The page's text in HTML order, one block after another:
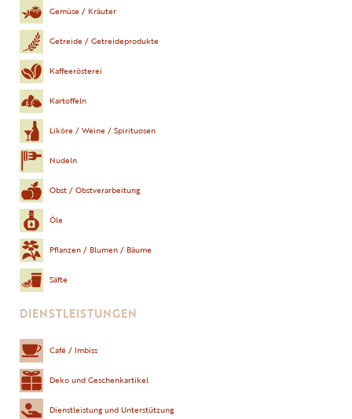
Gemüse / Kräuter
Getreide / Getreideprodukte
Kaffeerösterei
Kartoffeln
Liköre / Weine / Spirituosen
Nudeln
Obst / Obstverarbeitung
Öle
Pflanzen / Blumen / Bäume
Säfte
DIENSTLEISTUNGEN
Café / Imbiss
Deko und Geschenkartikel
Dienstleistung und Unterstützung